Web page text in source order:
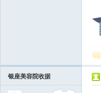
银座美容院收据